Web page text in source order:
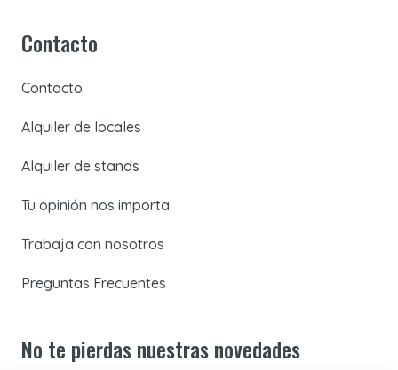
Contacto
Contacto
Alquiler de locales
Alquiler de stands
Tu opinión nos importa
Trabaja con nosotros
Preguntas Frecuentes
No te pierdas nuestras novedades